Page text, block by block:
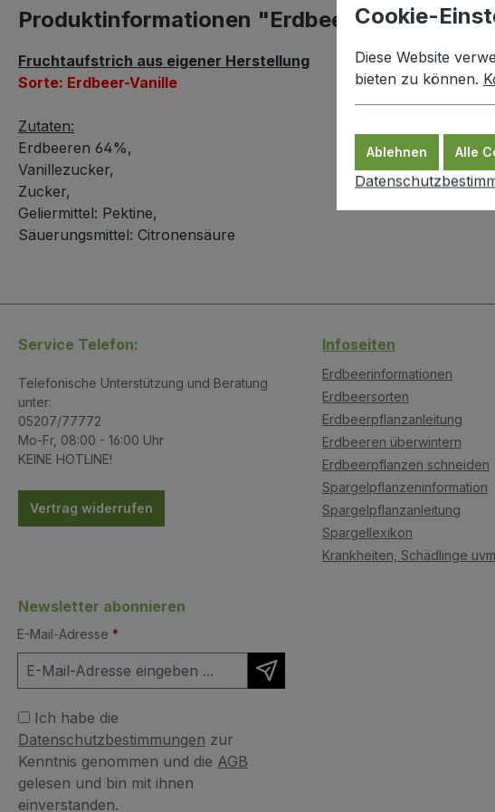
Produktinformationen "Erdbeer-Vanille -
Fruchtaufstrich aus eigener Herstellung
Sorte: Erdbeer-Vanille
Zutaten:
Erdbeeren 64%,
Vanillezucker,
Zucker,
Geliermittel: Pektine,
Säuerungsmittel: Citronensäure
Service Telefon:
Telefonische Unterstützung und Beratung
unter:
05207/77772
Mo-Fr, 08:00 - 16:00 Uhr
KEINE HOTLINE!
Vertrag widerrufen
Infoseiten
Erdbeerinformationen
Erdbeersorten
Erdbeerpflanzanleitung
Erdbeeren überwintern
Erdbeerpflanzen schneiden
Spargelpflanzeninformation
Spargelpflanzanleitung
Spargellexikon
Krankheiten, Schädlinge
Newsletter abonnieren
E-Mail-Adresse *
Ich habe die
Datenschutzbestimmungen zur
Kenntnis genommen und die AGB
gelesen und bin mit ihnen
einverstanden.
Cookie-
Diese Website
bieten zu können.
Ablehnen Alle